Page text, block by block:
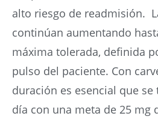
alto riesgo de readmisión.
continúan aumentando
máxima tolerada, definida
pulso del paciente. Con
duración es esencial que se
día con una meta de 25 mg